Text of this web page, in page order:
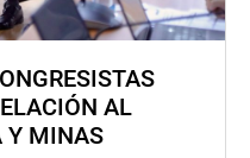
AL
Y MINAS